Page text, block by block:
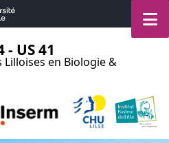
- US 41
Lilloises en Biologie &